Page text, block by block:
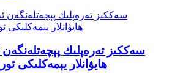
سەككىز تەرەپلىك
ھايۋانلار يېمەكلىكى